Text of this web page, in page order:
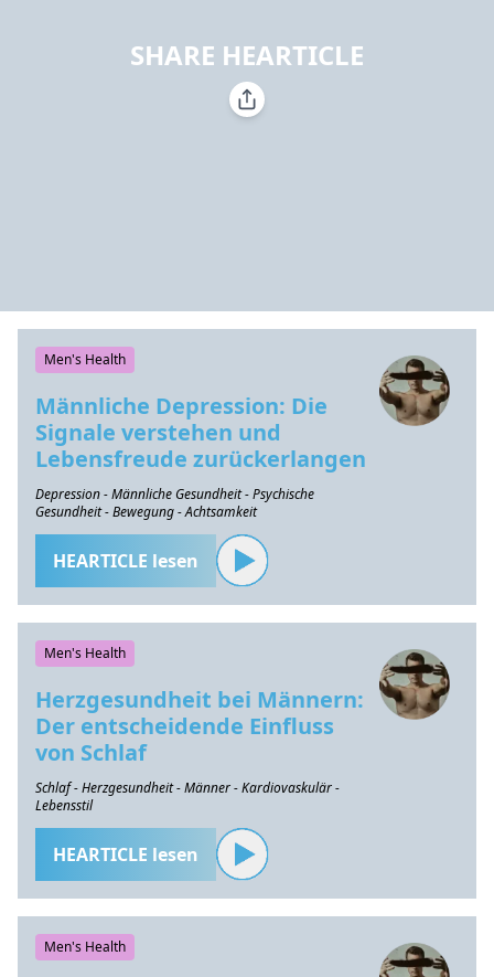
SHARE HEARTICLE
Men's Health
Männliche Depression: Die
Signale verstehen und
Lebensfreude zurückerlangen
Depression - Männliche Gesundheit - Psychische
Gesundheit - Bewegung - Achtsamkeit
HEARTICLE lesen
Men's Health
Herzgesundheit bei Männern:
Der entscheidende Einfluss
von Schlaf
Schlaf - Herzgesundheit - Männer - Kardiovaskulär -
Lebensstil
HEARTICLE lesen
Men's Health